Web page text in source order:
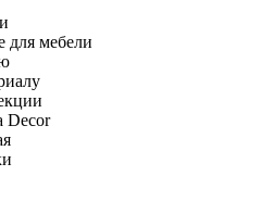
мебели
Decor